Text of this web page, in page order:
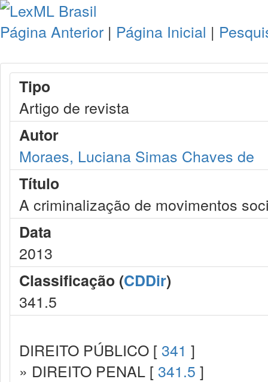
Página Anterior | Página Inicial |
Tipo
Artigo de revista
Autor
Moraes, Luciana Simas Chaves de
Título
A criminalização de movimentos
Data
2013
Classificação (CDDir)
341.5
DIREITO PÚBLICO [ 341 ]
» DIREITO PENAL [ 341.5 ]